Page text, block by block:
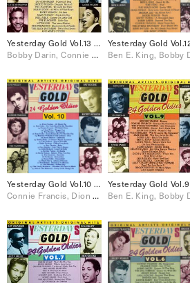
Yesterday Gold Vol.13 – 24 Golden Oldies
Bobby Darin, Connie Francis, Elvis Presley, Jackie Wilson, Paul Anka, Ray Charles, Ricky Nelson, Roy Orbison, The Everly Brothers, The Platters
Yesterday Gold Vol.10 – 24 Golden Oldies
Connie Francis, Dion & The Belmonts, Eddie Cochran, Elvis Presley, Little Richard, Neil Sedaka, Paul Anka, Ray Charles, Ricky Nelson, Sam Cooke, The Drifters, The Everly Brothers, The Platters, The Shirelles